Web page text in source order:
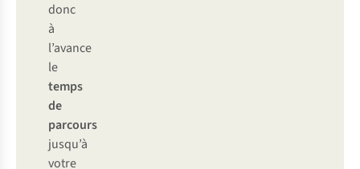
donc
à
l’avance
le
temps
de
parcours
jusqu’à
votre